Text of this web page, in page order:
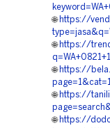
🌐 https://
🌐 https://
🌐 https://
🌐 https://
🌐 https://